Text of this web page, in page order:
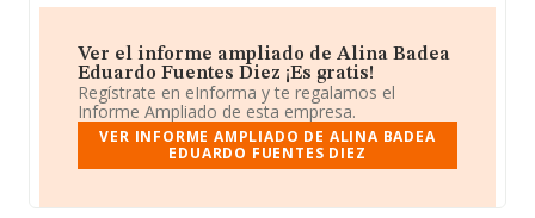
Ver el informe ampliado de Alina Badea
Eduardo Fuentes Diez ¡Es gratis!
Regístrate en eInforma y te regalamos el
Informe Ampliado de esta empresa.
VER INFORME AMPLIADO DE ALINA BADEA
EDUARDO FUENTES DIEZ